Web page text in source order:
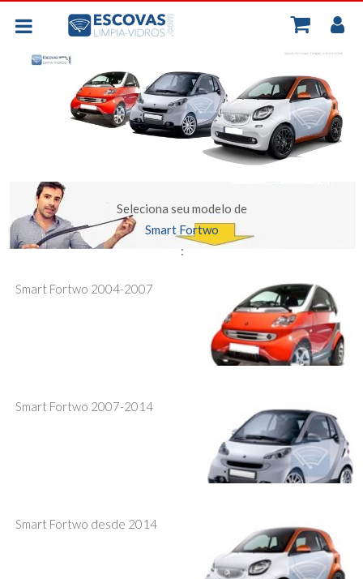
BORRACHAS UNIVERSAIS
PLANAS - FLEXIVEIS
Seleciona seu modelo de
Smart Fortwo
:
Smart Fortwo 2004-2007
Smart Fortwo 2007-2014
Smart Fortwo desde 2014